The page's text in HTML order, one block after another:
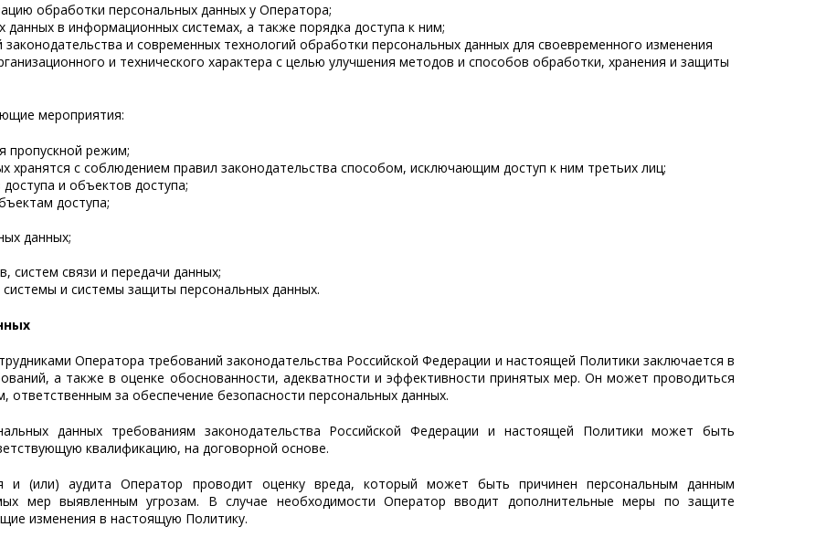
обработки персональных данных у Оператора;
данных в информационных системах, а также порядка доступа к ним;
и современных технологий обработки персональных данных для своевременного изменения
и технического характера с целью улучшения методов и способов обработки, хранения и защиты
мероприятия:
пропускной режим;
хранятся с соблюдением правил законодательства способом, исключающим доступ к ним третьих лиц;
и объектов доступа;
доступа;
данных;
систем связи и передачи данных;
и системы защиты персональных данных.
Оператора требований законодательства Российской Федерации и настоящей Политики заключается в
а также в оценке обоснованности, адекватности и эффективности принятых мер. Он может проводиться
ответственным за обеспечение безопасности персональных данных.
данных требованиям законодательства Российской Федерации и настоящей Политики может быть
квалификацию, на договорной основе.
и (или) аудита Оператор проводит оценку вреда, который может быть причинен персональным данным
мер выявленным угрозам. В случае необходимости Оператор вводит дополнительные меры по защите
изменения в настоящую Политику.